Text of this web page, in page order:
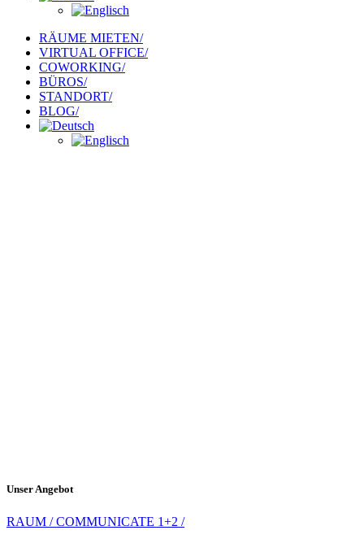
RÄUME MIETEN/
VIRTUAL OFFICE/
COWORKING/
BÜROS/
STANDORT/
BLOG/
Unser Angebot
RAUM / COMMUNICATE 1+2 /